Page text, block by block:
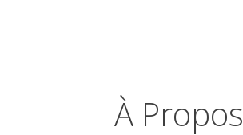
À Propos